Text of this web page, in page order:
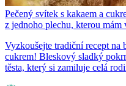
Pečený svítek s kakaem a
z jednoho plechu, kterou mám
Vyzkoušejte tradiční recept na
cukrem! Bleskový sladký
těsta, který si zamiluje celá